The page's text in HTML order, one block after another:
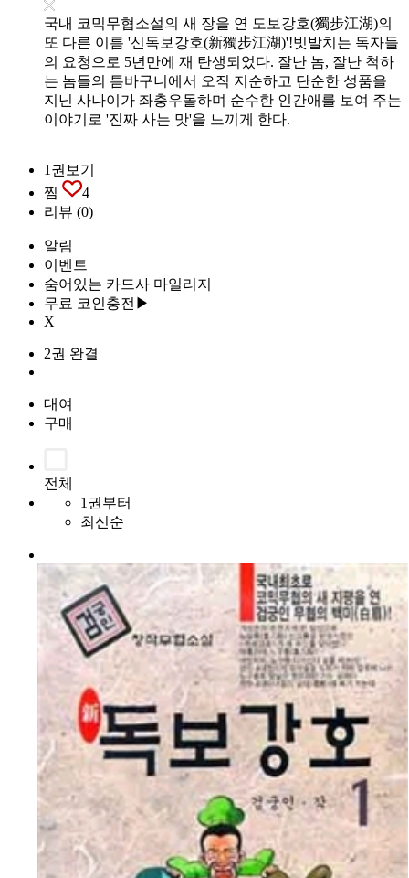
국내 코믹무협소설의 새 장을 연 도보강호(獨步江湖)의
또 다른 이름 '신독보강호(新獨步江湖)'!빗발치는 독자들
의 요청으로 5년만에 재 탄생되었다. 잘난 놈, 잘난 척하
는 놈들의 틈바구니에서 오직 지순하고 단순한 성품을
지닌 사나이가 좌충우돌하며 순수한 인간애를 보여 주는
이야기로 '진짜 사는 맛'을 느끼게 한다.
1권보기
찜
4
리뷰 (0)
알림
이벤트
숨어있는 카드사 마일리지
무료 코인충전▶
X
2권 완결
대여
구매
전체
1권부터
최신순